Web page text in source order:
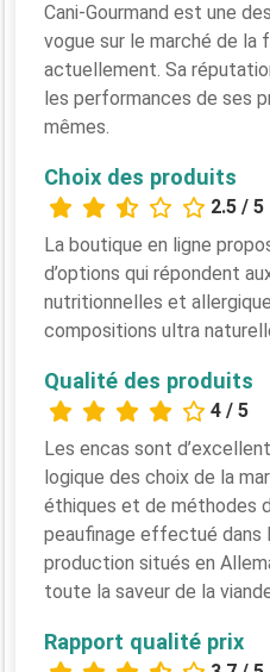
Cani-Gourmand est une
vogue sur le marché de la
actuellement. Sa
les performances de ses
mêmes.
Choix des produits
2.5 / 5
La boutique en ligne
d’options qui répondent
nutritionnelles et
compositions ultra
Qualité des produits
4 / 5
Les encas sont
logique des choix de la
éthiques et de méthodes
peaufinage effectué
production situés en
toute la saveur de la
Rapport qualité prix